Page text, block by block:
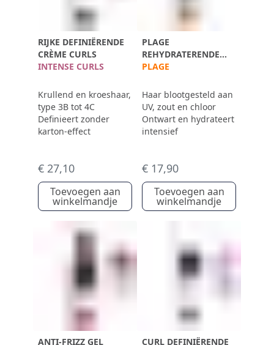
RIJKE DEFINIËRENDE
CRÈME CURLS
INTENSE CURLS
Krullend en kroeshaar,
type 3B tot 4C
Definieert zonder
karton-effect
€ 27,10
Toevoegen aan
winkelmandje
PLAGE
REHYDRATERENDE
ONTWARRENDE
PLAGE
Haar blootgesteld aan
UV, zout en chloor
Ontwart en hydrateert
intensief
€ 17,90
Toevoegen aan
winkelmandje
ANTI-FRIZZ GEL
CURL DEFINIËRENDE